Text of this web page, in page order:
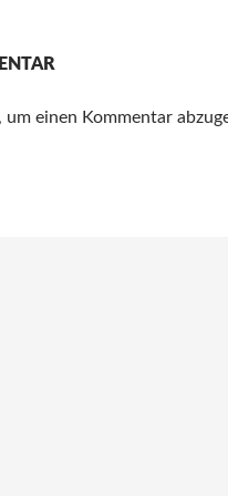
um einen Kommentar